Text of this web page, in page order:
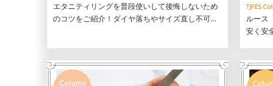
エタニティリングを普段使いして後悔しないため
のコツをご紹介！ダイヤ落ちやサイズ直し不可な
TJFES
ルース
安く安
御徒町
紹介し